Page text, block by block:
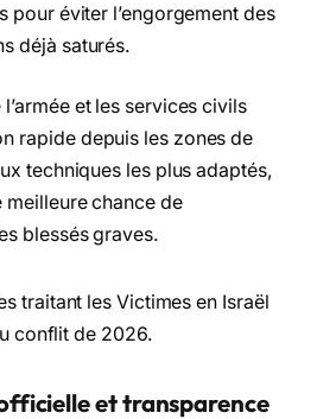
pour éviter l’engorgement des
déjà saturés.
et les services civils
rapide depuis les zones de
techniques les plus adaptés,
meilleure chance de
blessés graves.
et transparence